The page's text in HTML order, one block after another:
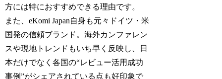
方には特におすすめできる理由です。
また、eKomi Japan自身も元々ドイツ・米
国発の信頼ブランド。海外カンファレン
スや現地トレンドもいち早く反映し、日
本だけでなく各国の“レビュー活用成功
事例”がシェアされている点も好印象で